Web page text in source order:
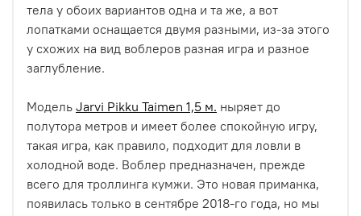
тела у обоих вариантов одна и та же, а вот
лопатками оснащается двумя разными, из-за этого
у схожих на вид воблеров разная игра и разное
заглубление.
Модель Jarvi Pikku Taimen 1,5 м. ныряет до
полутора метров и имеет более спокойную игру,
такая игра, как правило, подходит для ловли в
холодной воде. Воблер предназначен, прежде
всего для троллинга кумжи. Это новая приманка,
появилась только в сентябре 2018-го года, но мы